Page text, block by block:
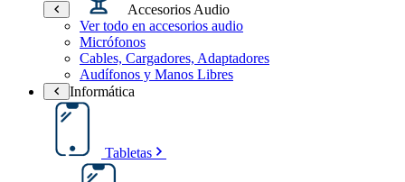
Accesorios Audio
Ver todo en accesorios audio
Micrófonos
Cables, Cargadores, Adaptadores
Audífonos y Manos Libres
Informática
Tabletas